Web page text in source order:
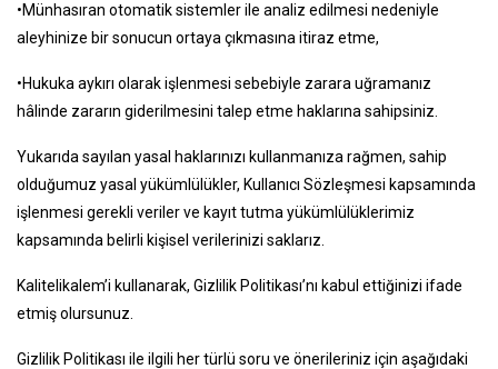
•Münhasıran otomatik sistemler ile analiz edilmesi nedeniyle
aleyhinize bir sonucun ortaya çıkmasına itiraz etme,
•Hukuka aykırı olarak işlenmesi sebebiyle zarara uğramanız
hâlinde zararın giderilmesini talep etme haklarına sahipsiniz.
Yukarıda sayılan yasal haklarınızı kullanmanıza rağmen, sahip
olduğumuz yasal yükümlülükler, Kullanıcı Sözleşmesi kapsamında
işlenmesi gerekli veriler ve kayıt tutma yükümlülüklerimiz
kapsamında belirli kişisel verilerinizi saklarız.
Kalitelikalem’i kullanarak, Gizlilik Politikası’nı kabul ettiğinizi ifade
etmiş olursunuz.
Gizlilik Politikası ile ilgili her türlü soru ve önerileriniz için aşağıdaki